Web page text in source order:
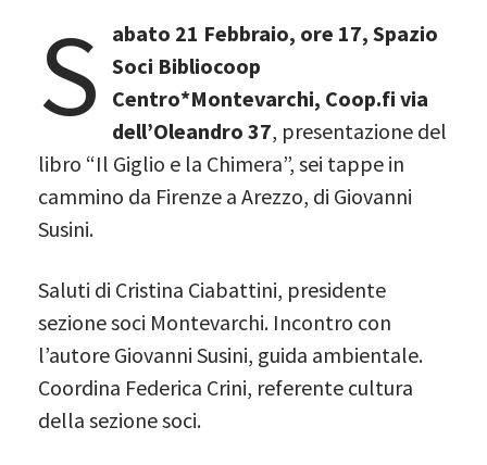
S
abato 21 Febbraio, ore 17, Spazio
Soci Bibliocoop
Centro*Montevarchi, Coop.fi via
dell’Oleandro 37, presentazione del
libro “Il Giglio e la Chimera”, sei tappe in
cammino da Firenze a Arezzo, di Giovanni
Susini.
Saluti di Cristina Ciabattini, presidente
sezione soci Montevarchi. Incontro con
l’autore Giovanni Susini, guida ambientale.
Coordina Federica Crini, referente cultura
della sezione soci.